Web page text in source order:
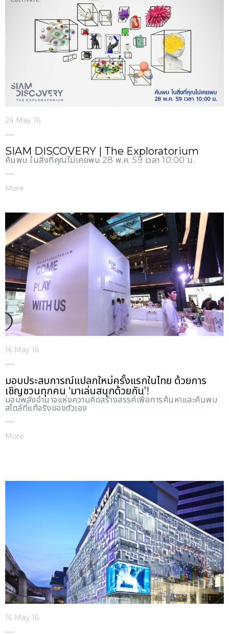
24 May 16
SIAM DISCOVERY | The Exploratorium
ค้นพบ ในสิ่งที่คุณไม่เคยพบ 28 พ.ค. 59 เวลา 10:00 น.
More
16 May 16
มอบประสบการณ์แปลกใหม่ครั้งแรกในไทย ด้วยการ
เชิญชวนทุกคน ‘มาเล่นสนุกด้วยกัน’!
มอบพลังอำนาจแห่งความคิดสร้างสรรค์เพื่อการค้นหาและค้นพบ
สไตล์ที่แท้จริงของตัวเอง
More
16 May 16